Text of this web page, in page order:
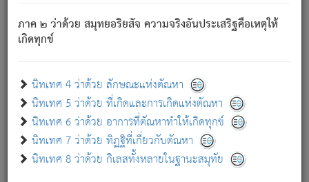
ภาค ๒ ว่าด้วย สมุทยอริยสัจ ความจริงอันประเสริฐคือเหตุให้
เกิดทุกข์
นิทเทศ 4 ว่าด้วย ลักษณะแห่งตัณหา
นิทเทศ 5 ว่าด้วย ที่เกิดและการเกิดแห่งตัณหา
นิทเทศ 6 ว่าด้วย อาการที่ตัณหาทำให้เกิดทุกข์
นิทเทศ 7 ว่าด้วย ทิฏฐิที่เกี่ยวกับตัณหา
นิทเทศ 8 ว่าด้วย กิเลสทั้งหลายในฐานะสมุทัย
อันเป็นไปในที่หรือเวลาทั้งปวง[3]เพื่อความมีแห่งประโยชน์โดย
ประการทั้งปวง; ภพทั้งหลายทั้งหมดนั้น ไม่เที่ยง เป็นทุกข์ มี
ความแปรปรวนเป็นธรรมดา.
อย่างนี้อยู่; เขาย่อมละภวตัณหาได้ และไม่เพลิดเพลินวิภวตัณหา
ด้วย.
ความดับเพราะความสำรอกไม่เหลือ (แห่งภพทั้งหลาย)
เพราะความสิ้นไปแห่งตัณหาโดยประการทั้งปวง นั้นคือ
นิพพาน.
ภพใหม่ย่อมไม่มีแก่ภิกษุนั้น ผู้ดับเย็นสนิทแล้ว เพราะไม่มี